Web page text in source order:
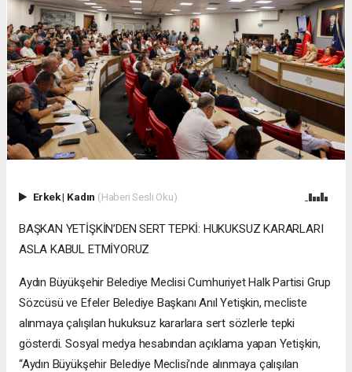
Erkek| Kadın (Haberi Sesli Oku)
BAŞKAN YETİŞKİN’DEN SERT TEPKİ: HUKUKSUZ KARARLARI
ASLA KABUL ETMİYORUZ
Aydın Büyükşehir Belediye Meclisi Cumhuriyet Halk Partisi Grup
Sözcüsü ve Efeler Belediye Başkanı Anıl Yetişkin, mecliste
alınmaya çalışılan hukuksuz kararlara sert sözlerle tepki
gösterdi. Sosyal medya hesabından açıklama yapan Yetişkin,
“Aydın Büyükşehir Belediye Meclisi’nde alınmaya çalışılan